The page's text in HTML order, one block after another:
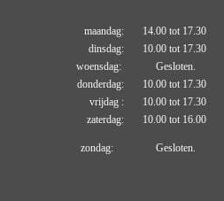
maandag: 14.00 tot 17.30
dinsdag: 10.00 tot 17.30
woensdag: Gesloten.
donderdag: 10.00 tot 17.30
vrijdag : 10.00 tot 17.30
zaterdag: 10.00 tot 16.00
zondag: Gesloten.